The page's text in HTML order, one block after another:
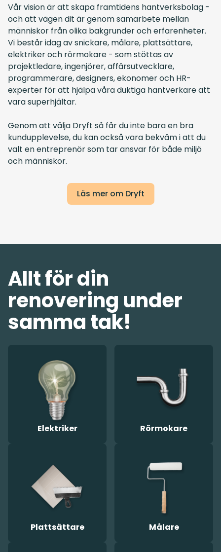
Vår vision är att skapa framtidens hantverksbolag -
och att vägen dit är genom samarbete mellan
människor från olika bakgrunder och erfarenheter.
Vi består idag av snickare, målare, plattsättare,
elektriker och rörmokare - som stöttas av
projektledare, ingenjörer, affärsutvecklare,
programmerare, designers, ekonomer och HR-
experter för att hjälpa våra duktiga hantverkare att
vara superhjältar.
Genom att välja Dryft så får du inte bara en bra
kundupplevelse, du kan också vara bekväm i att du
valt en entreprenör som tar ansvar för både miljö
och människor.
Läs mer om Dryft
Allt för din
renovering under
samma tak!
Elektriker Rörmokare
Plattsättare Målare